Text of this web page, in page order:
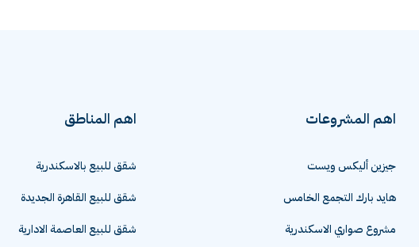
اهم المشروعات
جيزين أليكس ويست
هايد بارك التجمع الخامس
مشروع صواري الاسكندرية
اهم المناطق
شقق للبيع بالاسكندرية
شقق للبيع القاهرة الجديدة
شقق للبيع العاصمة الادارية